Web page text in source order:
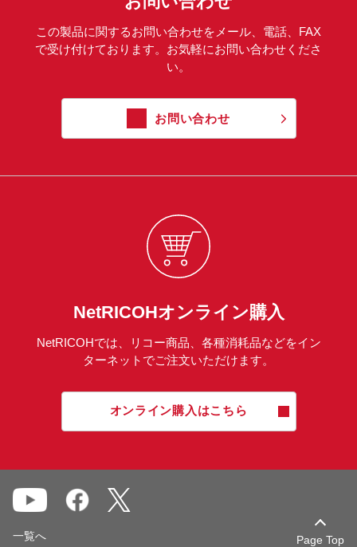
この製品に関するお問い合わせをメール、電話、FAX
で受け付けております。お気軽にお問い合わせくださ
い。
お問い合わせ
NetRICOHオンライン購入
NetRICOHでは、リコー商品、各種消耗品などをイン
ターネットでご注文いただけます。
オンライン購入はこちら
Page Top
一覧へ